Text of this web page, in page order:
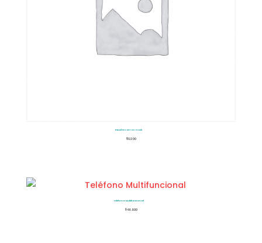
Estuche Carros Truck
$12.300
Teléfono Multifuncional
$46.900